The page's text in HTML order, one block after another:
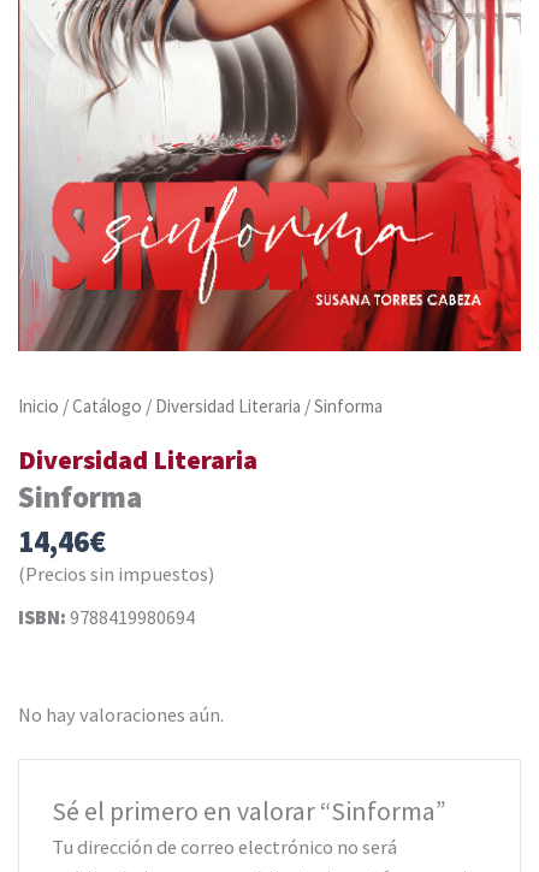
Inicio /Catálogo / Diversidad Literaria / Sinforma
Diversidad Literaria
Sinforma
14,46€
(Precios sin impuestos)
ISBN: 9788419980694
No hay valoraciones aún.
Sé el primero en valorar “Sinforma”
Tu dirección de correo electrónico no será